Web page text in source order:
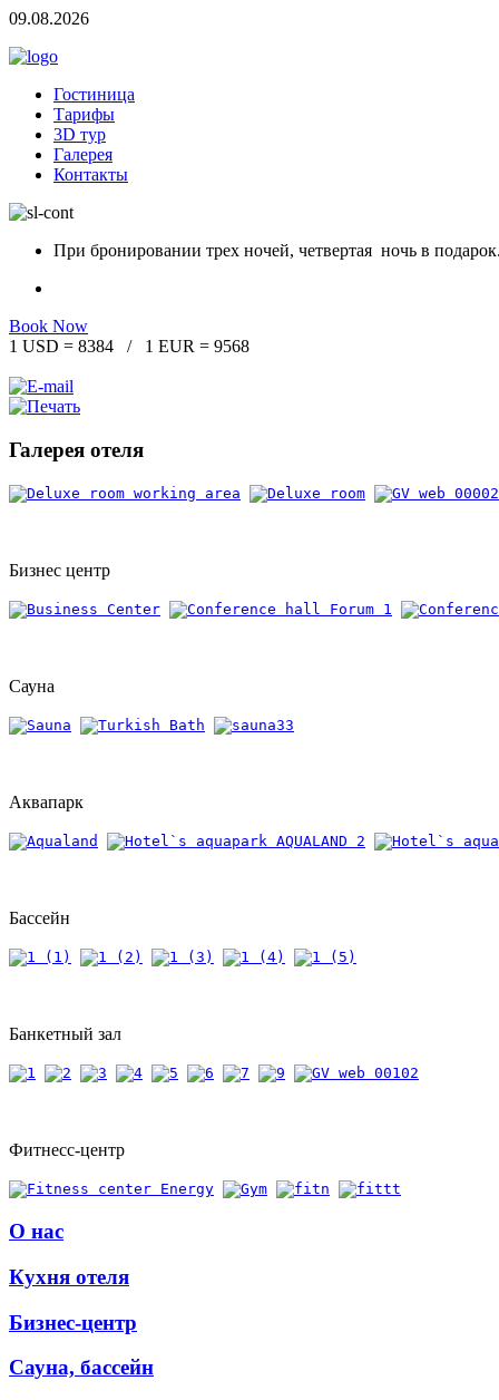
09.08.2026
Гостиница
Тарифы
3D тур
Галерея
Контакты
При бронировании трех ночей, четвертая ночь в
Book Now
1 USD = 8384 / 1 EUR = 9568
Галерея отеля
Бизнес центр
Сауна
Аквапарк
Бассейн
Банкетный зал
Фитнесс-центр
О нас
Кухня отеля
Бизнес-центр
Сауна, бассейн